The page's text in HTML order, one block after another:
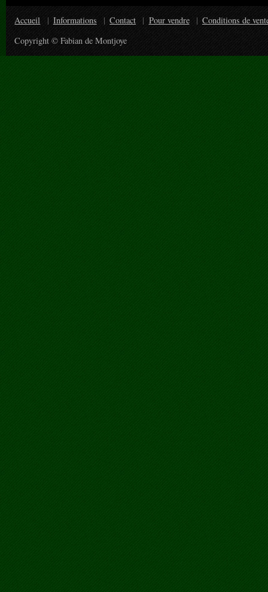
Accueil Informations Contact Pour vendre
Conditions de
Copyright © Fabian de Montjoye